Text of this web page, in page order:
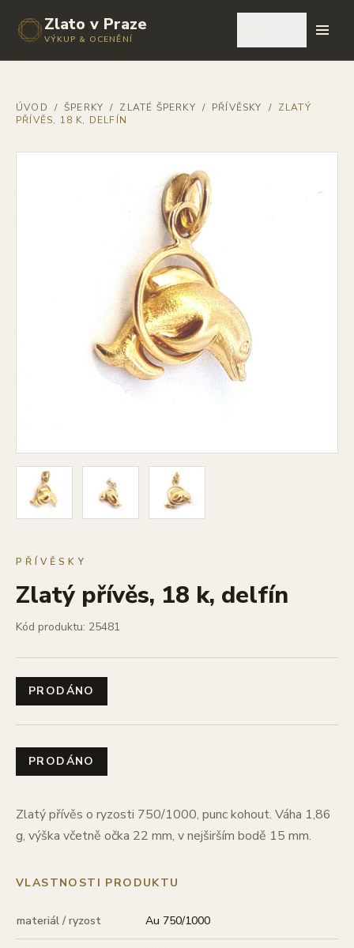
Zlato v Praze
VÝKUP & OCENĚNÍ
ÚVOD / ŠPERKY / ZLATÉ ŠPERKY / PŘÍVĚSKY / ZLATÝ
PŘÍVĚS, 18 K, DELFÍN
PŘÍVĚSKY
Zlatý přívěs, 18 k, delfín
Kód produktu: 25481
PRODÁNO
PRODÁNO
Zlatý přívěs o ryzosti 750/1000, punc kohout. Váha 1,86
g, výška včetně očka 22 mm, v nejširším bodě 15 mm.
VLASTNOSTI PRODUKTU
materiál / ryzost Au 750/1000